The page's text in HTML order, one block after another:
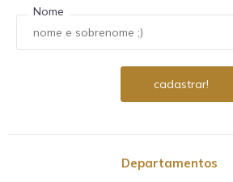
Nome
Departamentos